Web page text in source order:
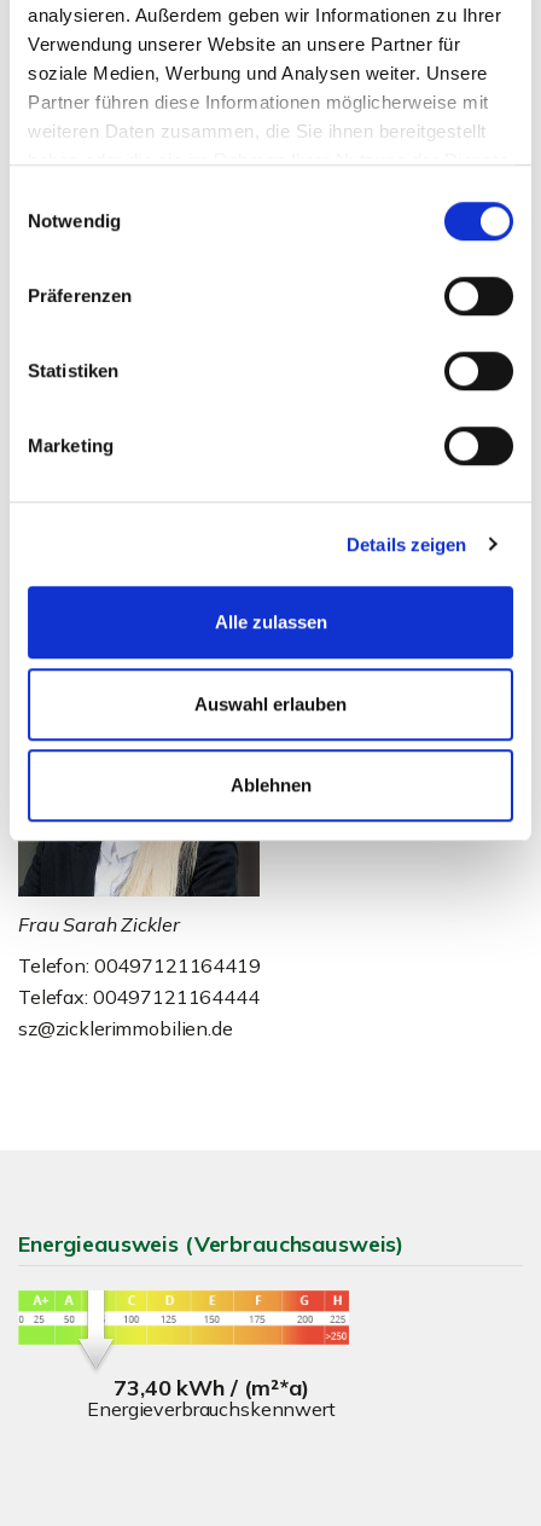
analysieren. Außerdem geben wir Informationen zu Ihrer
Verwendung unserer Website an unsere Partner für
soziale Medien, Werbung und Analysen weiter. Unsere
Partner führen diese Informationen möglicherweise mit
weiteren Daten zusammen, die Sie ihnen bereitgestellt
haben oder die sie im Rahmen Ihrer Nutzung der Dienste
Notwendig
Präferenzen
Statistiken
Marketing
Details zeigen
Alle zulassen
Auswahl erlauben
Ablehnen
darunter Wasch-, Heiz- und Abstellbereiche - verfügt
diese Ebene über einen großen Hobbyraum mit
integrierter Küchenzeile sowie ein weiteres Zimmer mit
Tageslicht. Diese Räume eignen sich perfekt für
Homeoffice, Gäste oder als Jugendbereich mit eigenem
Zugang zum Garten. Die Doppelgarage ist ebenfalls
- ein Pluspunkt in dieser Ausstattungsklasse.
Die gesamte Ausstattung des Hauses ist durchgängig
hochwertig: Echtholzparkett in Wohn- und Schlafräumen,
verglaste Kunststofffenster im Bestand, dreifach
verglaste Kunststofffenster im Anbau. Das gesamte Haus
eine gelungene Kombination aus architektonischem
Anspruch und praktischer Alltagstauglichkeit.
Frau Sarah Zickler
Telefon: 00497121164419
Telefax: 00497121164444
sz@zicklerimmobilien.de
Energieausweis (Verbrauchsausweis)
73,40 kWh / (m²*a)
Energieverbrauchskennwert